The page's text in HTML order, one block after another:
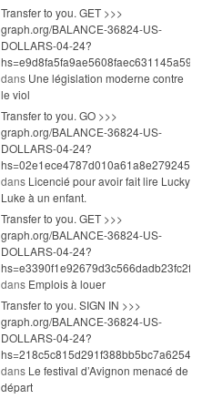
Transfer to you. GET >>>
graph.org/BALANCE-36824-US-
DOLLARS-04-24?
hs=e9d8fa5fa9ae5608faec631145a591cd&
dans Une législation moderne contre
le viol
Transfer to you. GO >>>
graph.org/BALANCE-36824-US-
DOLLARS-04-24?
hs=02e1ece4787d010a61a8e279245b7cda&
dans Licencié pour avoir fait lire Lucky
Luke à un enfant.
Transfer to you. GET >>>
graph.org/BALANCE-36824-US-
DOLLARS-04-24?
hs=e3390f1e92679d3c566dadb23fc2fed6&
dans Emplois à louer
Transfer to you. SIGN IN >>>
graph.org/BALANCE-36824-US-
DOLLARS-04-24?
hs=218c5c815d291f388bb5bc7a6254d1bc&
dans Le festival d’Avignon menacé de
départ